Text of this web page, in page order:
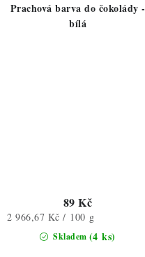
Prachová barva do čokolády -
bílá
Skladem (4 ks)
89 Kč
Měrná
2 966,67 Kč / 100 g